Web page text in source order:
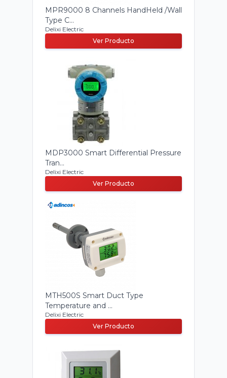
MPR9000 8 Channels HandHeld /Wall
Type C...
Delixi Electric
Ver Producto
MDP3000 Smart Differential Pressure
Tran...
Delixi Electric
Ver Producto
MTH500S Smart Duct Type
Temperature and ...
Delixi Electric
Ver Producto